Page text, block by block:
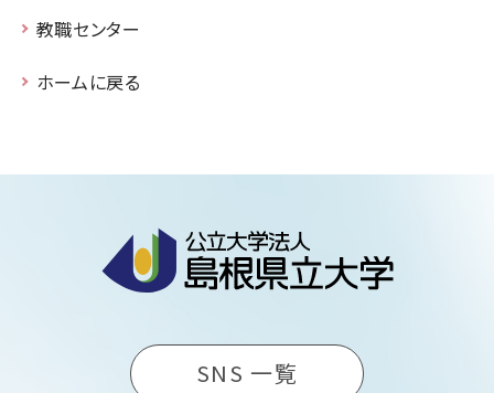
教職センター
ホームに戻る
SNS 一覧